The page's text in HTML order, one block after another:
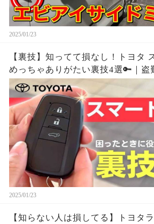
2025/01/23
【裏技】知ってて損なし！トヨタ
めっちゃありがたい裏技4選🔑｜盗
トヨタ三重
2025/01/23
【知らない人は損してる】トヨタ